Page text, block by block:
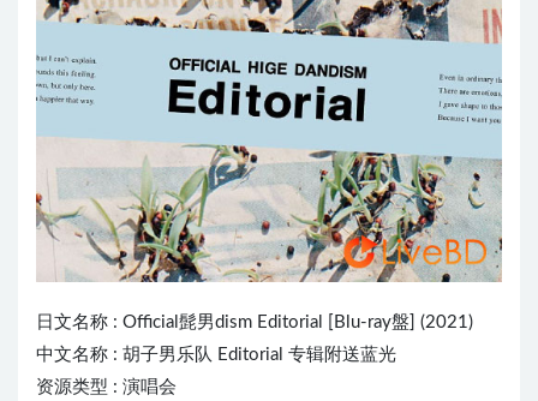
日文名称 : Official髭男dism Editorial [Blu-ray盤] (2021)
中文名称 : 胡子男乐队 Editorial 专辑附送蓝光
资源类型 : 演唱会